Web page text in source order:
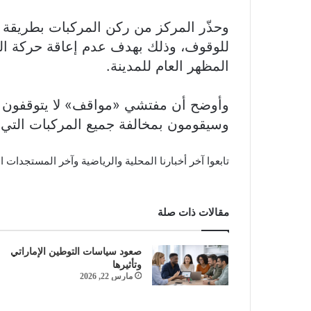
وحذّر المركز من ركن المركبات
للوقوف، وذلك بهدف عدم إعاقة حركة
المظهر العام للمدينة.
وأوضح أن مفتشي «مواقف» لا يتوقفون
وسيقومون بمخالفة جميع المركبات
تابعوا آخر أخبارنا المحلية والرياضية وآخر
مقالات ذات صلة
صعود سياسات التوطين الإماراتي
وتأثيرها
مارس 22, 2026